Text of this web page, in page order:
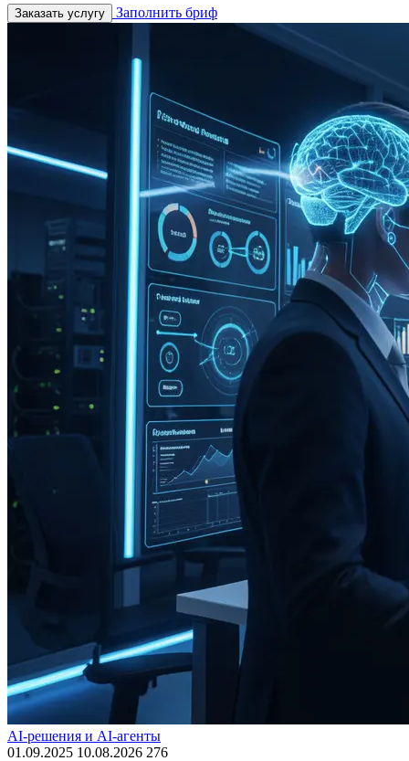
Заказать услугу Заполнить бриф
AI-решения и AI-агенты
01.09.2025 10.08.2026 276